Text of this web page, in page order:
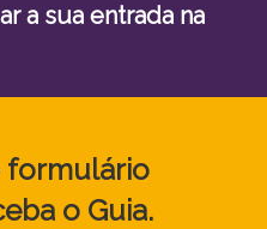
a sua entrada na
formulário
o Guia.